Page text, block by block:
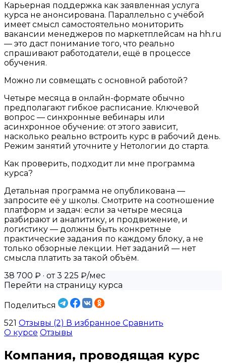
Карьерная поддержка как заявленная услуга
курса не анонсирована. Параллельно с учёбой
имеет смысл самостоятельно мониторить
вакансии менеджеров по маркетплейсам на hh.ru
— это даст понимание того, что реально
спрашивают работодатели, ещё в процессе
обучения.
Можно ли совмещать с основной работой?
Четыре месяца в онлайн-формате обычно
предполагают гибкое расписание. Ключевой
вопрос — синхронные вебинары или
асинхронное обучение: от этого зависит,
насколько реально встроить курс в рабочий день.
Режим занятий уточните у Нетологии до старта.
Как проверить, подходит ли мне программа
курса?
Детальная программа не опубликована —
запросите её у школы. Смотрите на соотношение
платформ и задач: если за четыре месяца
разбирают и аналитику, и продвижение, и
логистику — должны быть конкретные
практические задания по каждому блоку, а не
только обзорные лекции. Нет заданий — нет
смысла платить за такой объём.
38 700 ₽ · от 3 225 ₽/мес
Перейти на страницу курса
Поделиться
521 Отзывы (2) В избранное Сравнить
О курсе Отзывы
Компания, проводящая курс